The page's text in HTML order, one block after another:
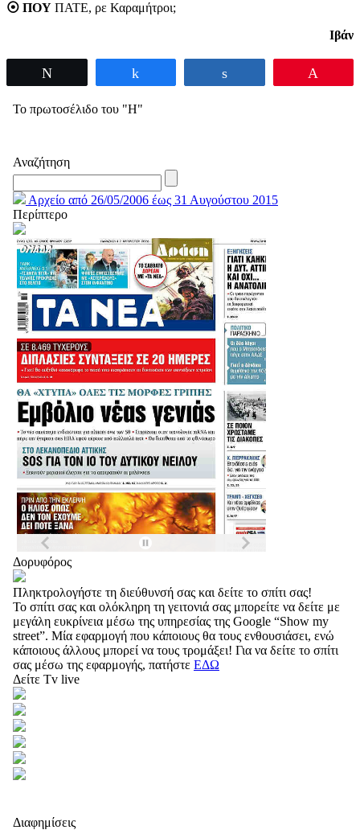
⦿ ΠΟΥ ΠΑΤΕ, ρε Καραμήτροι;
Ιβάν
Το πρωτοσέλιδο του "Η"
Αναζήτηση
Αρχείο από 26/05/2006 έως 31 Αυγούστου 2015
Περίπτερο
Δορυφόρος
Πληκτρολογήστε τη διεύθυνσή σας και δείτε το σπίτι σας!
Το σπίτι σας και ολόκληρη τη γειτονιά σας μπορείτε να δείτε με
μεγάλη ευκρίνεια μέσω της υπηρεσίας της Google “Show my
street”. Μία εφαρμογή που κάποιους θα τους ενθουσιάσει, ενώ
κάποιους άλλους μπορεί να τους τρομάξει! Για να δείτε το σπίτι
σας μέσω της εφαρμογής, πατήστε ΕΔΩ
Δείτε Tv live
Διαφημίσεις